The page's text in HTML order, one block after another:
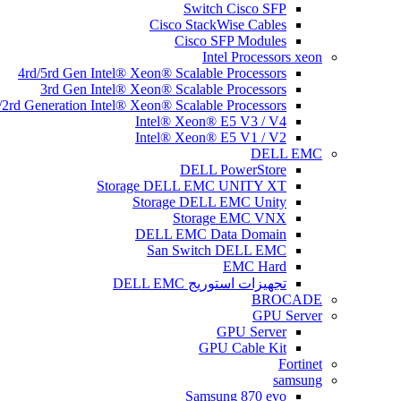
Switch Cisco SFP
Cisco StackWise Cables
Cisco SFP Modules
Intel Processors xeon
4rd/5rd Gen Intel® Xeon® Scalable Processors
3rd Gen Intel® Xeon® Scalable Processors
Generation Intel® Xeon® Scalable Processors
Intel® Xeon® E5 V3 / V4
Intel® Xeon® E5 V1 / V2
DELL EMC
DELL PowerStore
Storage DELL EMC UNITY XT
Storage DELL EMC Unity
Storage EMC VNX
DELL EMC Data Domain
San Switch DELL EMC
EMC Hard
تجهیزات استوریج DELL EMC
BROCADE
GPU Server
GPU Server
GPU Cable Kit
Fortinet
samsung
Samsung 870 evo